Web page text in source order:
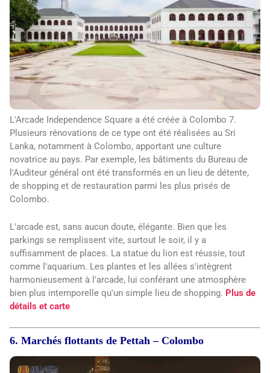
L'Arcade Independence Square a été créée à Colombo 7.
Plusieurs rénovations de ce type ont été réalisées au Sri
Lanka, notamment à Colombo, apportant une culture
novatrice au pays. Par exemple, les bâtiments du Bureau de
l'Auditeur général ont été transformés en un lieu de détente,
de shopping et de restauration parmi les plus prisés de
Colombo.
L'arcade est, sans aucun doute, élégante. Bien que les
parkings se remplissent vite, surtout le soir, il y a
suffisamment de places. La statue du lion est réussie, tout
comme l'aquarium. Les plantes et les allées s'intègrent
harmonieusement à l'arcade, lui conférant une atmosphère
bien plus intemporelle qu'un simple lieu de shopping. Plus de
détails et carte
6. Marchés flottants de Pettah – Colombo